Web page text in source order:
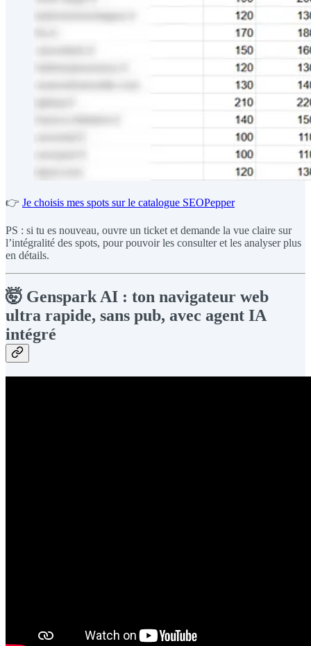
👉 Je choisis mes spots sur le catalogue SEOPepper
PS : si tu es nouveau, ouvre un ticket et demande la vue claire sur
l’intégralité des spots, pour pouvoir les consulter et les analyser plus
en détails.
🤯 Genspark AI : ton navigateur web
ultra rapide, sans pub, avec agent IA
intégré